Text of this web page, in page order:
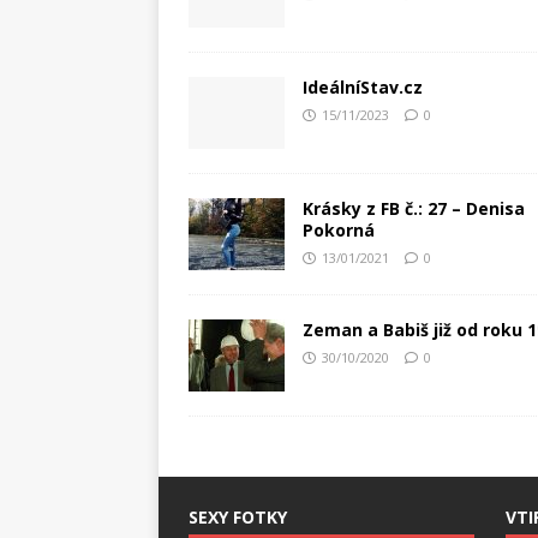
IdeálníStav.cz
15/11/2023 0
Krásky z FB č.: 27 – Denisa
Pokorná
13/01/2021 0
Zeman a Babiš již od roku
30/10/2020 0
SEXY FOTKY